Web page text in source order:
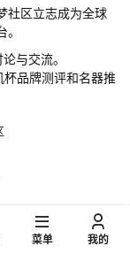
社区立志成为全球
与交流。
杯品牌测评和名器推
菜单 我的